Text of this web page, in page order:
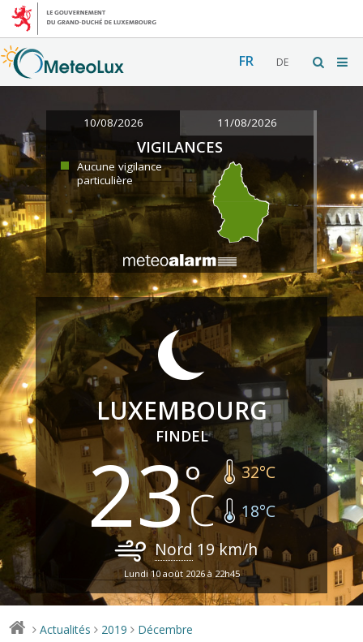
FR DE
10/08/2026 11/08/2026
VIGILANCES
Aucune vigilance
particulière
LUXEMBOURG
FINDEL
23 32°C
18°C
Nord 19km/h
Lundi 10 août 2026 à 22h45
> Actualités > 2019 > Décembre